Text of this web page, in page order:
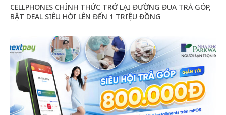
CELLPHONES CHÍNH THỨC TRỞ LẠI ĐƯỜNG ĐUA TRẢ GÓP,
BẬT DEAL SIÊU HỜI LÊN ĐẾN 1 TRIỆU ĐỒNG